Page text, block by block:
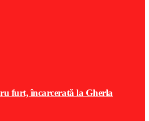
furt, încarcerată la Gherla